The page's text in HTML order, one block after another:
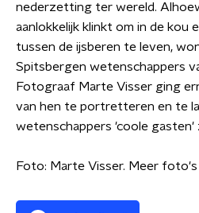
nederzetting ter wereld.
aanlokkelijk klinkt om in de kou
tussen de ijsberen te leven,
Spitsbergen wetenschappers
Fotograaf Marte Visser ging
van hen te portretteren en te
wetenschappers 'coole gasten'
Foto: Marte Visser. Meer foto's